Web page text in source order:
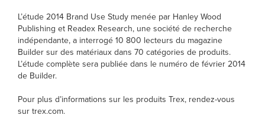
L’étude 2014 Brand Use Study menée par Hanley Wood
Publishing et Readex Research, une société de recherche
indépendante, a interrogé 10 800 lecteurs du magazine
Builder sur des matériaux dans 70 catégories de produits.
L’étude complète sera publiée dans le numéro de février 2014
de Builder.
Pour plus d’informations sur les produits Trex, rendez-vous
sur trex.com.